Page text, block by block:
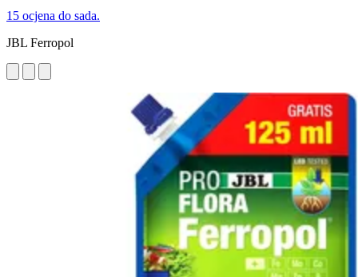
15 ocjena do sada.
JBL Ferropol